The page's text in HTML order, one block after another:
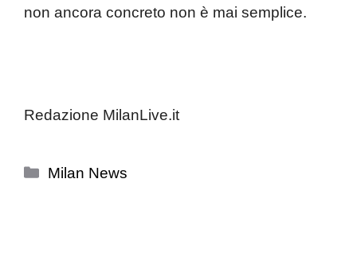
non ancora concreto non è mai semplice.
Redazione MilanLive.it
Categorie
Milan News